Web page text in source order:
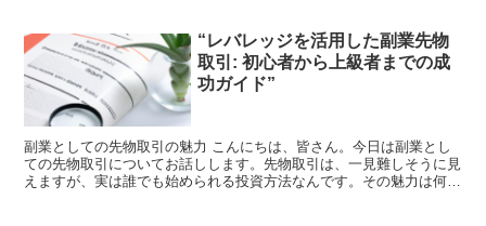
“レバレッジを活用した副業先物
取引: 初心者から上級者までの成
功ガイド”
副業としての先物取引の魅力 こんにちは、皆さん。今日は副業とし
ての先物取引についてお話しします。先物取引は、一見難しそうに見
えますが、実は誰でも始められる投資方法なんです。その魅力は何と